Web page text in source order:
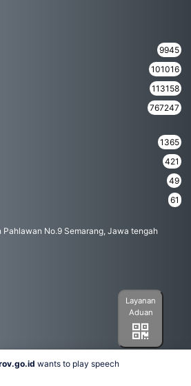
9945
101016
113158
767247
1365
421
49
61
Pahlawan No.9 Semarang, Jawa tengah
Layanan
Aduan
wants to play speech